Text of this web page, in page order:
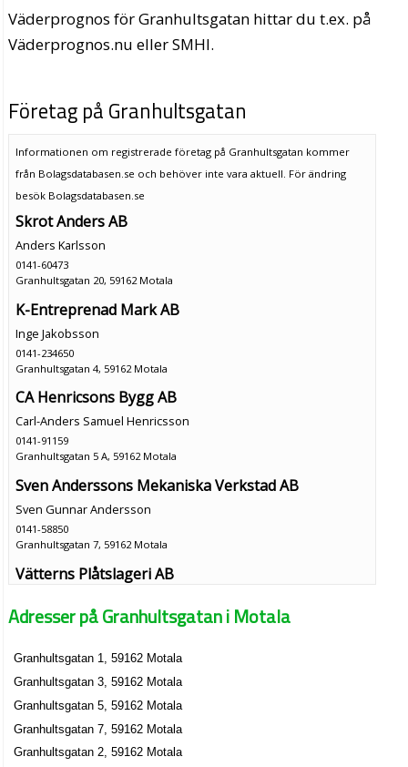
Väderprognos för Granhultsgatan hittar du t.ex. på
Väderprognos.nu eller SMHI.
Företag på Granhultsgatan
Informationen om registrerade företag på Granhultsgatan kommer
från Bolagsdatabasen.se och behöver inte vara aktuell. För ändring
besök Bolagsdatabasen.se
Skrot Anders AB
Anders Karlsson
0141-60473
Granhultsgatan 20, 59162 Motala
K-Entreprenad Mark AB
Inge Jakobsson
0141-234650
Granhultsgatan 4, 59162 Motala
CA Henricsons Bygg AB
Carl-Anders Samuel Henricsson
0141-91159
Granhultsgatan 5 A, 59162 Motala
Sven Anderssons Mekaniska Verkstad AB
Sven Gunnar Andersson
0141-58850
Granhultsgatan 7, 59162 Motala
Vätterns Plåtslageri AB
0141-233131
Vätterns Takentreprenad AB
Jimmy Printzell
0141-57888
Adresser på Granhultsgatan i Motala
Granhultsgatan 1, 59162 Motala
Granhultsgatan 3, 59162 Motala
Granhultsgatan 5, 59162 Motala
Granhultsgatan 7, 59162 Motala
Granhultsgatan 2, 59162 Motala